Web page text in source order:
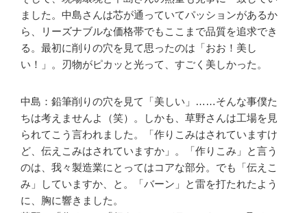
ました。中島さんは芯が通っていてパッションがあるか
ら、リーズナブルな価格帯でもここまで品質を追求でき
る。最初に削りの穴を見て思ったのは「おお！美し
い！」。刃物がピカッと光って、すごく美しかった。
中島：鉛筆削りの穴を見て「美しい」……そんな事僕た
ちは考えませんよ（笑）。しかも、草野さんは工場を見
られてこう言われました。「作りこみはされていますけ
ど、伝えこみはされていますか」。「作りこみ」と言う
のは、我々製造業にとってはコアな部分。でも「伝えこ
み」していますか、と。「バーン」と雷を打たれたよう
に、胸に響きました。